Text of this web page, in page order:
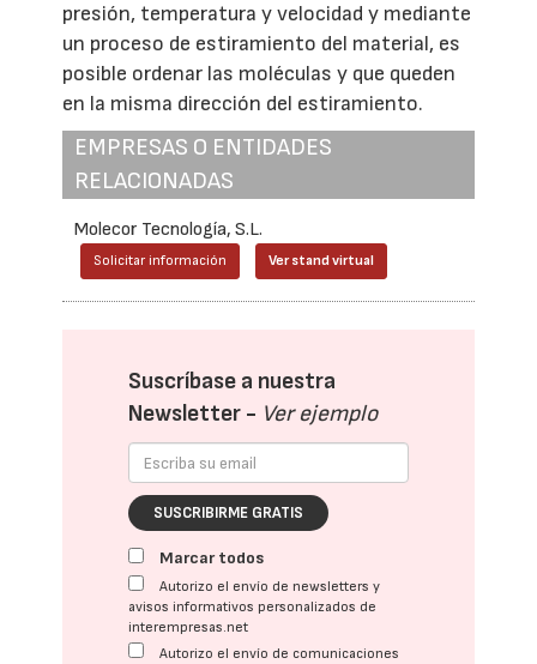
presión, temperatura y velocidad y mediante
un proceso de estiramiento del material, es
posible ordenar las moléculas y que queden
en la misma dirección del estiramiento.
EMPRESAS O ENTIDADES
RELACIONADAS
Molecor Tecnología, S.L.
Solicitar información Ver stand virtual
Suscríbase a nuestra
Newsletter - Ver ejemplo
SUSCRIBIRME GRATIS
Marcar todos
Autorizo el envío de newsletters y
avisos informativos personalizados de
interempresas.net
Autorizo el envío de comunicaciones